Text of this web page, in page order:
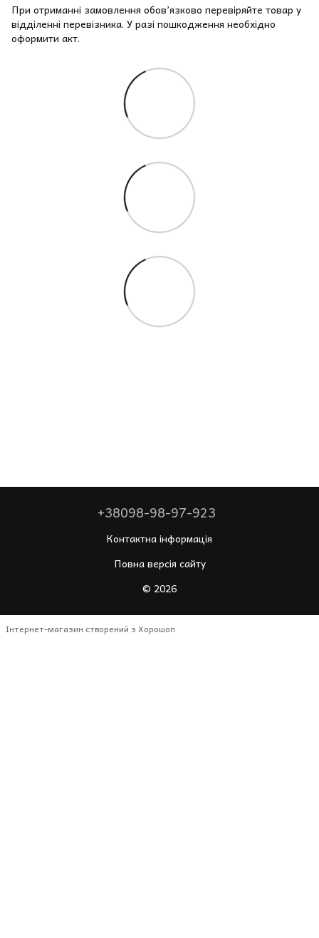
При отриманні замовлення обов’язково перевіряйте товар у
відділенні перевізника. У разі пошкодження необхідно
оформити акт.
+38098-98-97-923
Контактна інформація
Повна версія сайту
© 2026
Інтернет-магазин створений з Хорошоп